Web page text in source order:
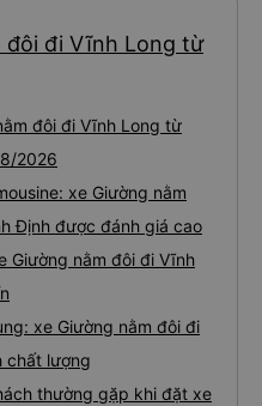
đôi đi Vĩnh Long từ
đôi đi Vĩnh Long từ
2026
xe Giường nằm
Định được đánh giá cao
Giường nằm đôi đi Vĩnh
xe Giường nằm đôi đi
chất lượng
thường gặp khi đặt xe